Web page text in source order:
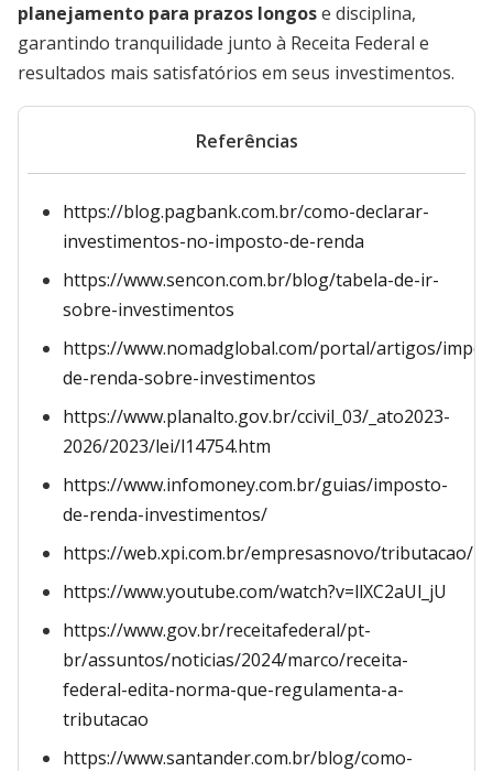
planejamento para prazos longose disciplina,
garantindo tranquilidade junto à Receita Federal e
resultados mais satisfatórios em seus investimentos.
Referências
https://blog.pagbank.com.br/como-declarar-
investimentos-no-imposto-de-renda
https://www.sencon.com.br/blog/tabela-de-ir-
sobre-investimentos
https://www.nomadglobal.com/portal/artigos/
de-renda-sobre-investimentos
https://www.planalto.gov.br/ccivil_03/_ato2023-
2026/2023/lei/l14754.htm
https://www.infomoney.com.br/guias/imposto-
de-renda-investimentos/
https://web.xpi.com.br/empresasnovo/tributacao/
https://www.youtube.com/watch?v=llXC2aUl_jU
https://www.gov.br/receitafederal/pt-
br/assuntos/noticias/2024/marco/receita-
federal-edita-norma-que-regulamenta-a-
tributacao
https://www.santander.com.br/blog/como-